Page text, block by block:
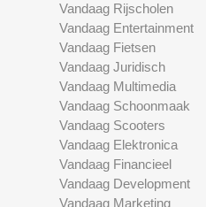
Vandaag Rijscholen
Vandaag Entertainment
Vandaag Fietsen
Vandaag Juridisch
Vandaag Multimedia
Vandaag Schoonmaak
Vandaag Scooters
Vandaag Elektronica
Vandaag Financieel
Vandaag Development
Vandaag Marketing